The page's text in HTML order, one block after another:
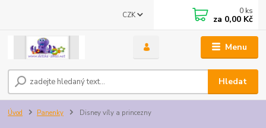
Menu
CZK
Hledat
0 ks
za 0,00 Kč
Úvod Panenky Disney víly a princezny